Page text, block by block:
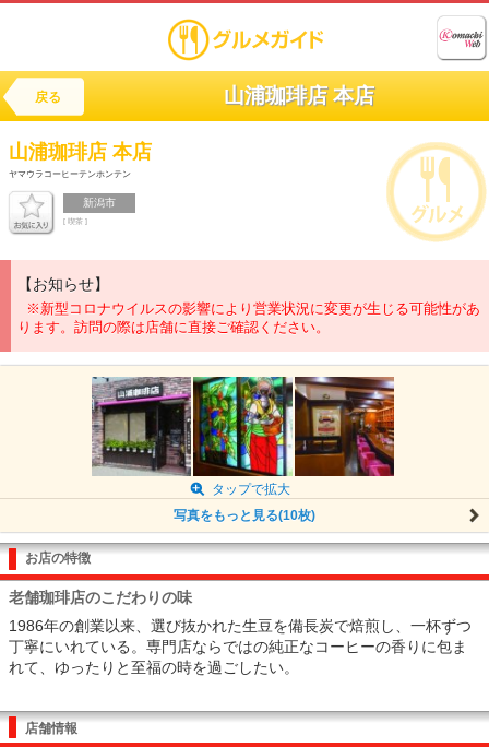
戻る 山浦珈琲店 本店
山浦珈琲店 本店
ヤマウラコーヒーテンホンテン
新潟市
[ 喫茶 ]
【お知らせ】
※新型コロナウイルスの影響により営業状況に変更が生じる可能性があ
ります。訪問の際は店舗に直接ご確認ください。
タップで拡大
写真をもっと見る(10枚)
お店の特徴
老舗珈琲店のこだわりの味
1986年の創業以来、選び抜かれた生豆を備長炭で焙煎し、一杯ずつ
丁寧にいれている。専門店ならではの純正なコーヒーの香りに包ま
れて、ゆったりと至福の時を過ごしたい。
店舗情報